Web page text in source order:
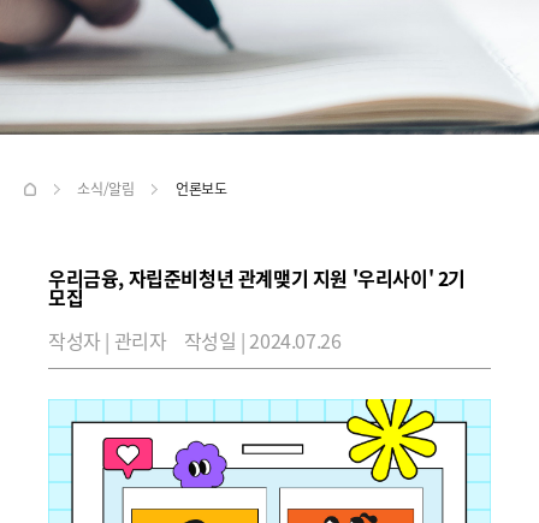
소식/알림 언론보도
우리금융, 자립준비청년 관계맺기 지원 '우리사이' 2기
모집
작성자 | 관리자
작성일 | 2024.07.26